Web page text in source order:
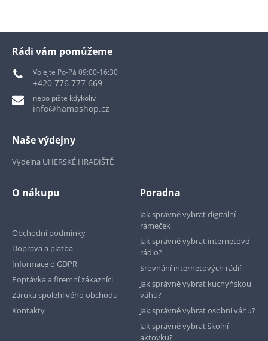
Rádi vám pomůžeme
Volejte Po-Pá 09:00-16:30
+420 776 777 669
nebo pište kdykoliv
info@hamashop.cz
Naše výdejny
Výdejna UHERSKÉ HRADIŠTĚ
O nákupu
Obchodní podmínky
Doprava a platba
Informace o GDPR
Poptávka a firemní zákazníci
Záruka spolehlivého obchodu
Kontakty
Poradna
Jak správně vybrat digitální
rámeček
Jak správně vybrat internetové
rádio?
Srovnání internetových rádií
Jak správně vybrat kuchyňskou
váhu?
Jak správně vybrat osobní váhu?
Jak správně vybrat školní
aktovku?